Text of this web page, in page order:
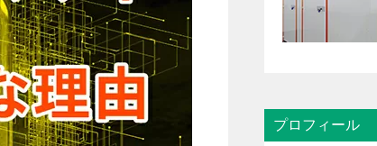
プロフィール